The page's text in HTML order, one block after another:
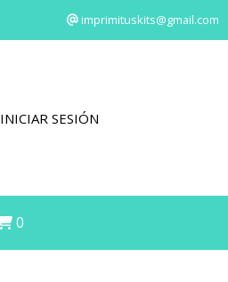
imprimituskits@gmail.com
INICIAR SESIÓN
0